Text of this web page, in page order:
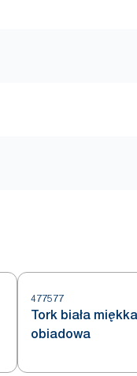
477577
Tork biała
obiadowa